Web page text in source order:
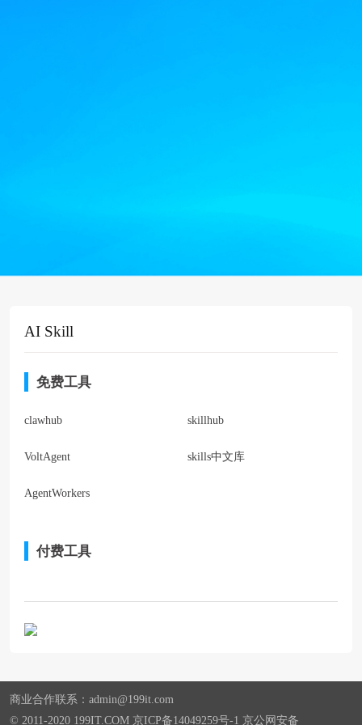
AI Skill
免费工具
clawhub skillhub
VoltAgent skills中文库
AgentWorkers
付费工具
商业合作联系：admin@199it.com
© 2011-2020 199IT.COM 京ICP备14049259号-1 京公网安备